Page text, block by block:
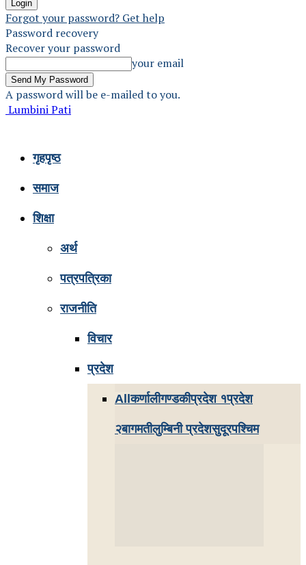
Forgot your password? Get help
Password recovery
Recover your password
your email
A password will be e-mailed to you.
Lumbini Pati
गृहपृष्ठ
समाज
शिक्षा
अर्थ
पत्रपत्रिका
राजनीति
विचार
प्रदेश
Allकर्णालीगण्डकीप्रदेश १प्रदेश
२बागमतीलुम्बिनी प्रदेशसुदूरपश्चिम